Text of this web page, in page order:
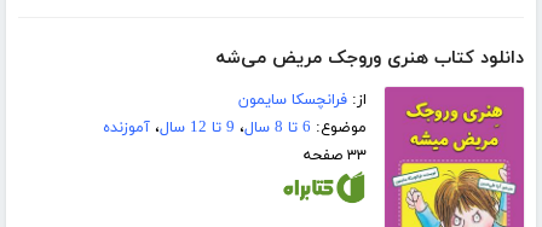
دانلود کتاب هنری وروجک مریض می‌شه
از:فرانچسکا سایمون
موضوع: 6 تا 8 سال ، 9 تا 12 سال ،آموزنده
۳۳ صفحه